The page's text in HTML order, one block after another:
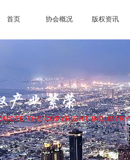
首页 协会概况 版权资讯